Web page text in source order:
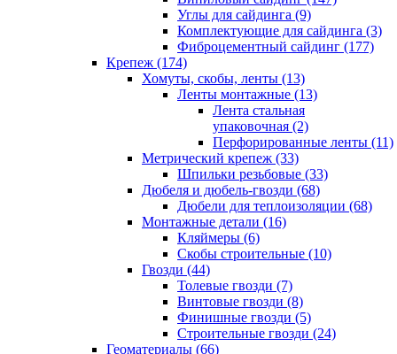
Углы для сайдинга (9)
Комплектующие для сайдинга (3)
Фиброцементный сайдинг (177)
Крепеж (174)
Хомуты, скобы, ленты (13)
Ленты монтажные (13)
Лента стальная
упаковочная (2)
Перфорированные ленты (11)
Метрический крепеж (33)
Шпильки резьбовые (33)
Дюбеля и дюбель-гвозди (68)
Дюбели для теплоизоляции (68)
Монтажные детали (16)
Кляймеры (6)
Скобы строительные (10)
Гвозди (44)
Толевые гвозди (7)
Винтовые гвозди (8)
Финишные гвозди (5)
Строительные гвозди (24)
Геоматериалы (66)